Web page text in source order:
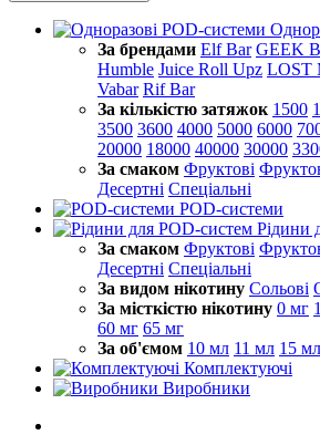
За брендами Elf Bar GEEK
Humble Juice Roll Upz LOST
Vabar Rif Bar
За кількістю затяжок 1500
3500 3600 4000 5000 6000
20000 18000 40000 30000
За смаком Фруктові
Десертні Спеціальні
POD-системи
Рідини
За смаком Фруктові
Десертні Спеціальні
За видом нікотину Сольові
За місткістю нікотину 0 мг
60 мг 65 мг
За об'ємом 10 мл 11 мл 15 мл
Комплектуючі
Виробники